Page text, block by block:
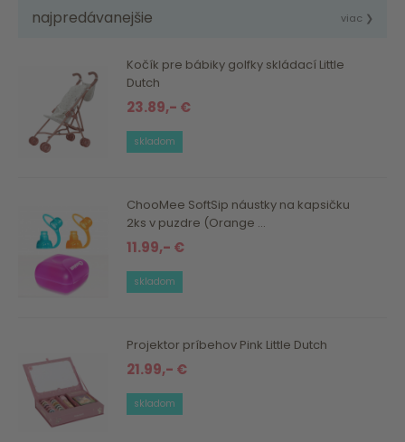
najpredávanejšie viac ❯
Kočík pre bábiky golfky skládací Little
Dutch
23.89,- €
skladom
ChooMee SoftSip náustky na kapsičku
2ks v puzdre (Orange ...
11.99,- €
skladom
Projektor príbehov Pink Little Dutch
21.99,- €
skladom